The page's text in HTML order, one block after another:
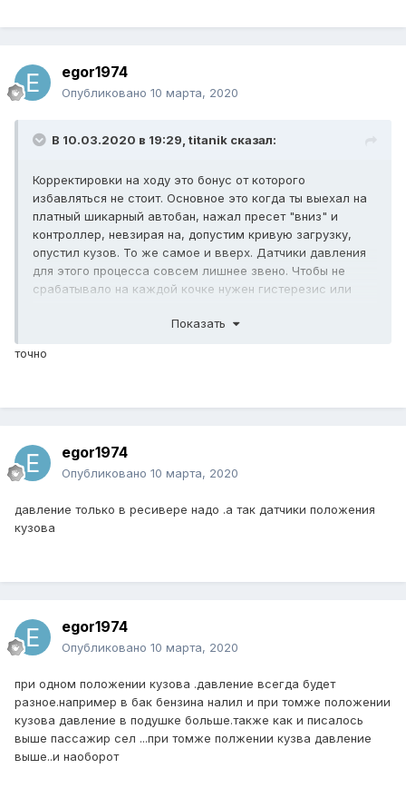
egor1974
Опубликовано 10 марта, 2020
В 10.03.2020 в 19:29, titanik сказал:
Корректировки на ходу это бонус от которого
избавляться не стоит. Основное это когда ты выехал на
платный шикарный автобан, нажал пресет "вниз" и
контроллер, невзирая на, допустим кривую загрузку,
опустил кузов. То же самое и вверх. Датчики давления
для этого процесса совсем лишнее звено. Чтобы не
срабатывало на каждой кочке нужен гистерезис или
Показать
точно
egor1974
Опубликовано 10 марта, 2020
давление только в ресивере надо .а так датчики положения
кузова
egor1974
Опубликовано 10 марта, 2020
при одном положении кузова .давление всегда будет
разное.например в бак бензина налил и при томже положении
кузова давление в подушке больше.также как и писалось
выше пассажир сел ...при томже полжении кузва давление
выше..и наоборот